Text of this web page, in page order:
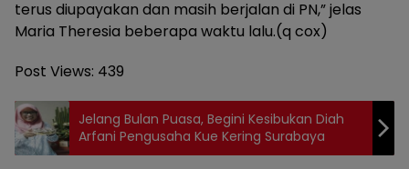
terus diupayakan dan masih berjalan di PN,” jelas
Maria Theresia beberapa waktu lalu.(q cox)
Post Views: 439
Jelang Bulan Puasa, Begini Kesibukan Diah
Arfani Pengusaha Kue Kering Surabaya